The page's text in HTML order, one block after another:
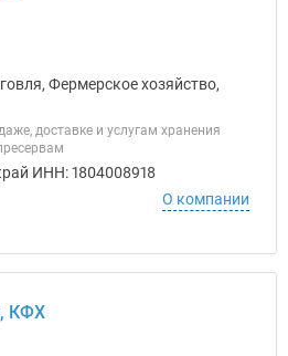
Фермерское хозяйство,
доставке и услугам хранения
ИНН: 1804008918
О компании
КФХ